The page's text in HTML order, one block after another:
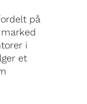
på
i
et